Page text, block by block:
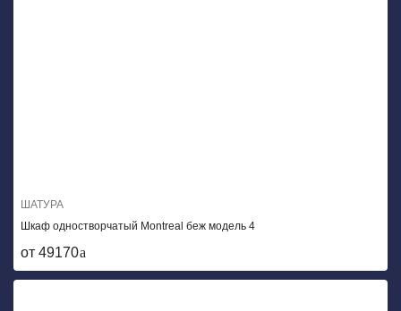
ШАТУРА
Шкаф одностворчатый Montreal беж модель 4
от 49170